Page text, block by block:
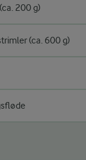
200 g)
(ca. 600 g)